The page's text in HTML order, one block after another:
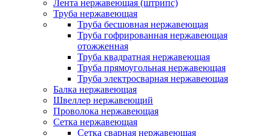
Лента нержавеющая (штрипс)
Труба нержавеющая
Труба бесшовная нержавеющая
Труба гофрированная нержавеющая
отожженная
Труба квадратная нержавеющая
Труба прямоугольная нержавеющая
Труба электросварная нержавеющая
Балка нержавеющая
Швеллер нержавеющий
Проволока нержавеющая
Сетка нержавеющая
Сетка сварная нержавеющая